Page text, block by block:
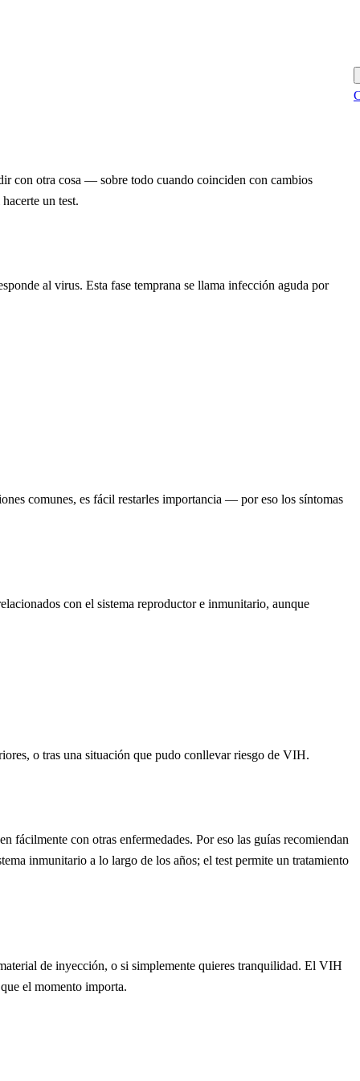
con otra cosa — sobre todo cuando coinciden con cambios
un test.
al virus. Esta fase temprana se llama infección aguda por
comunes, es fácil restarles importancia — por eso los síntomas
con el sistema reproductor e inmunitario, aunque
o tras una situación que pudo conllevar riesgo de VIH.
con otras enfermedades. Por eso las guías recomiendan
inmunitario a lo largo de los años; el test permite un tratamiento
de inyección, o si simplemente quieres tranquilidad. El VIH
el momento importa.